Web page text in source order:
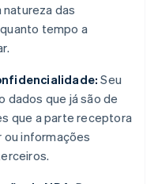
natureza das
tempo a
Seu
dados que já são de
que a parte receptora
ou informações